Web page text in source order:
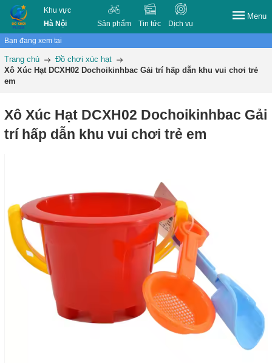
Khu vực
Hà Nội
Sản phẩm Tin tức Dịch vụ
Menu
Bạn đang xem tại
Trang chủ
Đồ chơi xúc hạt
Xô Xúc Hạt DCXH02 Dochoikinhbac Gải trí hấp dẫn khu vui chơi trẻ
em
Xô Xúc Hạt DCXH02 Dochoikinhbac Gải
trí hấp dẫn khu vui chơi trẻ em